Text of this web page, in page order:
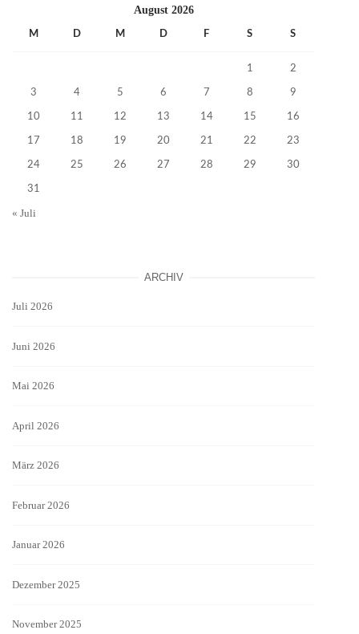
August 2026
M D M D F S S
1 2
3 4 5 6 7 8 9
10 11 12 13 14 15 16
17 18 19 20 21 22 23
24 25 26 27 28 29 30
31
« Juli
ARCHIV
Juli 2026
Juni 2026
Mai 2026
April 2026
März 2026
Februar 2026
Januar 2026
Dezember 2025
November 2025